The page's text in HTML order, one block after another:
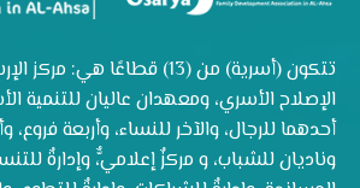
تتكون (أسرية) من (13) قطاعًا هي:
الإصلاح الأسري، ومعهدان عاليان للتنمية
أحدهما للرجال، والآخر للنساء، وأربعة فروع،
وناديان للشباب، و مركزٌ إعلاميٌّ، وإدارةٌ